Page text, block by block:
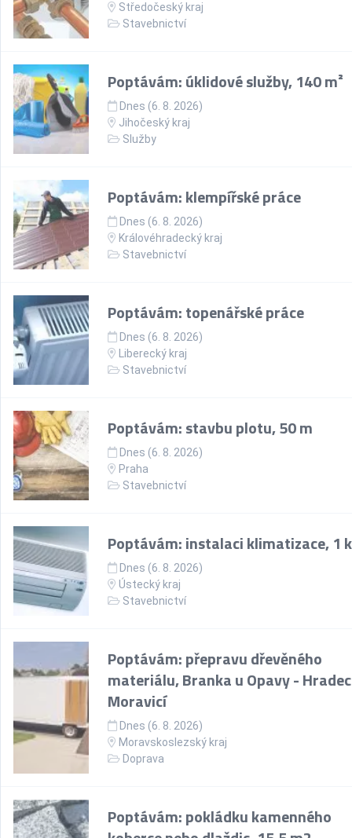
Středočeský kraj
Stavebnictví
Poptávám: úklidové služby, 140 m²
Dnes (6. 8. 2026)
Jihočeský kraj
Služby
Poptávám: klempířské práce
Dnes (6. 8. 2026)
Královéhradecký kraj
Stavebnictví
Poptávám: topenářské práce
Dnes (6. 8. 2026)
Liberecký kraj
Stavebnictví
Poptávám: stavbu plotu, 50 m
Dnes (6. 8. 2026)
Praha
Stavebnictví
Poptávám: instalaci klimatizace, 1
Dnes (6. 8. 2026)
Ústecký kraj
Stavebnictví
Poptávám: přepravu dřevěného
materiálu, Branka u Opavy -
Moravicí
Dnes (6. 8. 2026)
Moravskoslezský kraj
Doprava
Poptávám: pokládku kamenného